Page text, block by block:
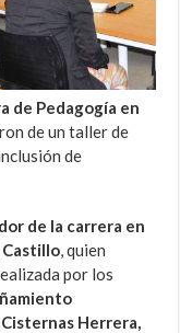
de Pedagogía en
de un taller de
de
de la carrera en
Castillo , quien
por los
Herrera,